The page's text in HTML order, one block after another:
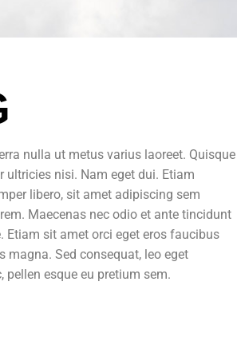
nulla ut metus varius laoreet. Quisque
ultricies nisi. Nam eget dui. Etiam
libero, sit amet adipiscing sem
Maecenas nec odio et ante tincidunt
Etiam sit amet orci eget eros faucibus
Sed consequat, leo eget
esque eu pretium sem.